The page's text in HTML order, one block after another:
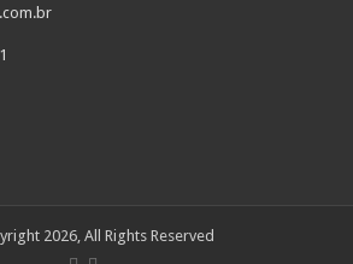
2026, All Rights Reserved